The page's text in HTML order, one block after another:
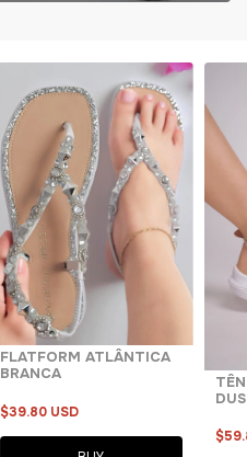
FLATFORM ATLÂNTICA
BRANCA
$39.80 USD